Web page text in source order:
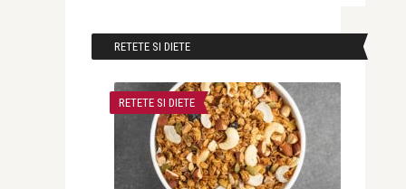
RETETE SI DIETE
RETETE SI DIETE